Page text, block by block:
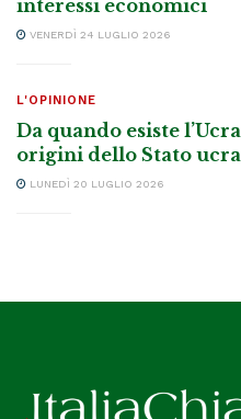
interessi economici
VENERDÌ 24 LUGLIO 2026
L'OPINIONE
Da quando esiste
origini dello Stato
LUNEDÌ 20 LUGLIO 2026